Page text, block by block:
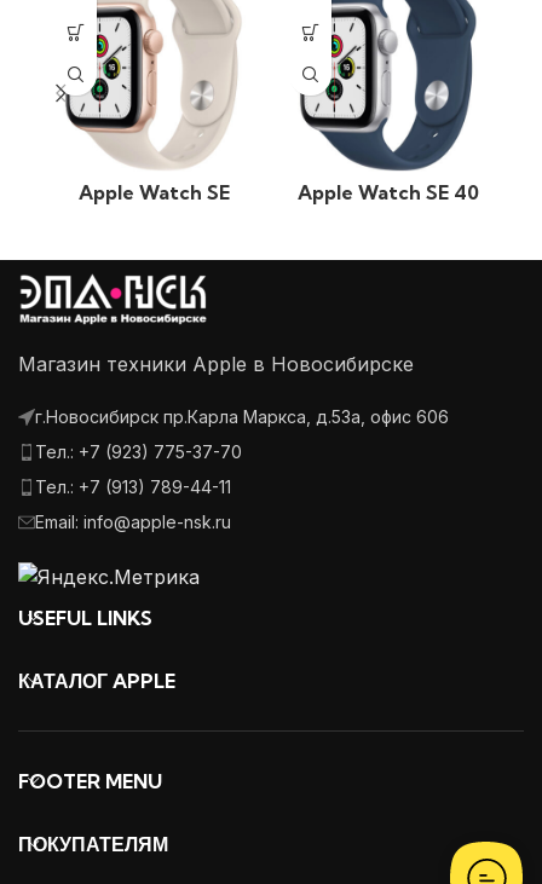
Apple Watch SE
Apple Watch SE 40
Магазин техники Apple в Новосибирске
г.Новосибирск пр.Карла Маркса, д.53а, офис 606
Тел.: +7 (923) 775-37-70
Тел.: +7 (913) 789-44-11
Email: info@apple-nsk.ru
USEFUL LINKS
КАТАЛОГ APPLE
FOOTER MENU
ПОКУПАТЕЛЯМ